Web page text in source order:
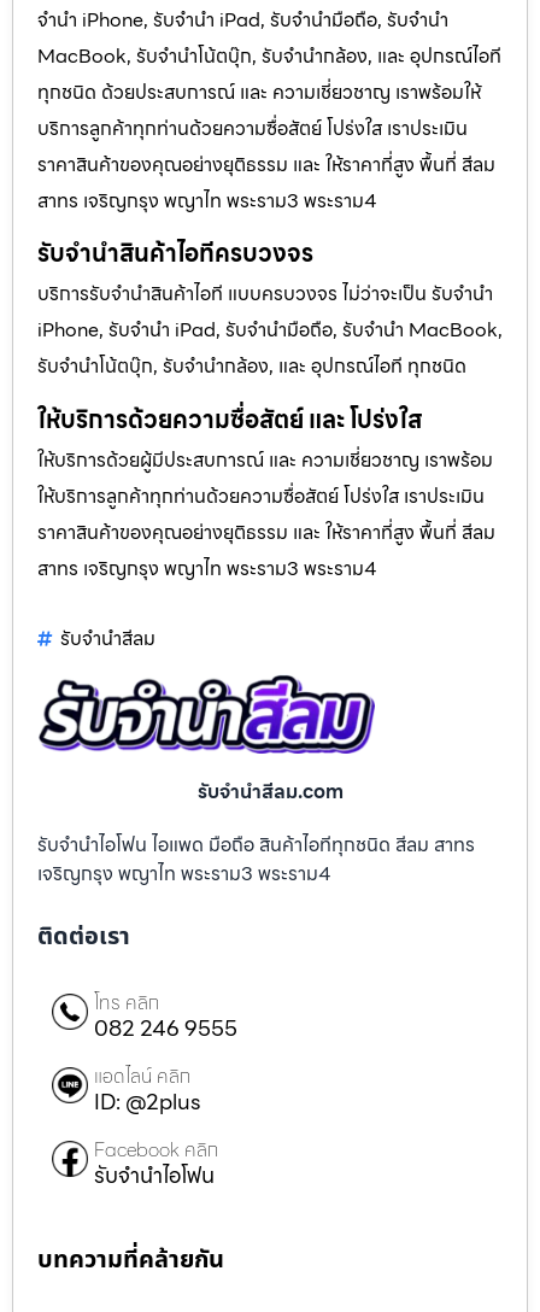
จำนำ iPhone, รับจำนำ iPad, รับจำนำมือถือ, รับจำนำ
MacBook, รับจำนำโน้ตบุ๊ก, รับจำนำกล้อง, และ อุปกรณ์ไอที
ทุกชนิด ด้วยประสบการณ์ และ ความเชี่ยวชาญ เราพร้อมให้
บริการลูกค้าทุกท่านด้วยความซื่อสัตย์ โปร่งใส เราประเมิน
ราคาสินค้าของคุณอย่างยุติธรรม และ ให้ราคาที่สูง พื้นที่ สีลม
สาทร เจริญกรุง พญาไท พระราม3 พระราม4
รับจำนำสินค้าไอทีครบวงจร
บริการรับจำนำสินค้าไอที แบบครบวงจร ไม่ว่าจะเป็น รับจำนำ
iPhone, รับจำนำ iPad, รับจำนำมือถือ, รับจำนำ MacBook,
รับจำนำโน้ตบุ๊ก, รับจำนำกล้อง, และ อุปกรณ์ไอที ทุกชนิด
ให้บริการด้วยความซื่อสัตย์ และ โปร่งใส
ให้บริการด้วยผู้มีประสบการณ์ และ ความเชี่ยวชาญ เราพร้อม
ให้บริการลูกค้าทุกท่านด้วยความซื่อสัตย์ โปร่งใส เราประเมิน
ราคาสินค้าของคุณอย่างยุติธรรม และ ให้ราคาที่สูง พื้นที่ สีลม
สาทร เจริญกรุง พญาไท พระราม3 พระราม4
รับจํานําสีลม
รับจํานําสีลม.com
รับจำนำไอโฟน ไอแพด มือถือ สินค้าไอทีทุกชนิด สีลม สาทร
เจริญกรุง พญาไท พระราม3 พระราม4
ติดต่อเรา
โทร คลิก
082 246 9555
แอดไลน์ คลิก
ID: @2plus
Facebook คลิก
รับจำนำไอโฟน
บทความที่คล้ายกัน